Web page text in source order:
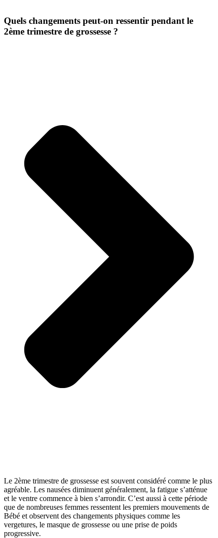
Quels changements peut-on ressentir pendant le
2ème trimestre de grossesse ?
Le 2ème trimestre de grossesse est souvent considéré comme le plus
agréable. Les nausées diminuent généralement, la fatigue s’atténue
et le ventre commence à bien s’arrondir. C’est aussi à cette période
que de nombreuses femmes ressentent les premiers mouvements de
Bébé et observent des changements physiques comme les
vergetures, le masque de grossesse ou une prise de poids
progressive.